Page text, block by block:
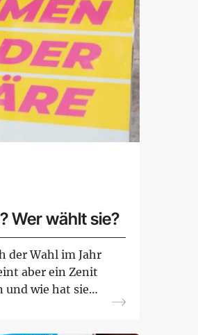
Wer wählt sie?
der Wahl im Jahr
aber ein Zenit
und wie hat sie